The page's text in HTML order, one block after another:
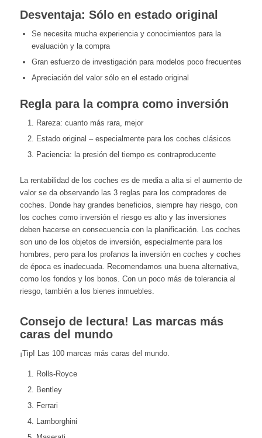
Desventaja: Sólo en estado original
Se necesita mucha experiencia y conocimientos para la
evaluación y la compra
Gran esfuerzo de investigación para modelos poco frecuentes
Apreciación del valor sólo en el estado original
Regla para la compra como inversión
Rareza: cuanto más rara, mejor
Estado original – especialmente para los coches clásicos
Paciencia: la presión del tiempo es contraproducente
La rentabilidad de los coches es de media a alta si el aumento de
valor se da observando las 3 reglas para los compradores de
coches. Donde hay grandes beneficios, siempre hay riesgo, con
los coches como inversión el riesgo es alto y las inversiones
deben hacerse en consecuencia con la planificación. Los coches
son uno de los objetos de inversión, especialmente para los
hombres, pero para los profanos la inversión en coches y coches
de época es inadecuada. Recomendamos una buena alternativa,
como los fondos y los bonos. Con un poco más de tolerancia al
riesgo, también a los bienes inmuebles.
Consejo de lectura! Las marcas más
caras del mundo
¡Tip! Las 100 marcas más caras del mundo.
Rolls-Royce
Bentley
Ferrari
Lamborghini